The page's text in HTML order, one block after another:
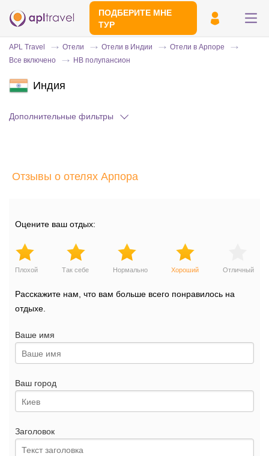
ПОДБЕРИТЕ МНЕ
ТУР
Эксперт свяжется с вами и сделает
APL Travel Отели Отели в Индии
Отели в Арпоре
Все включено
HB полупансион
Индия
Дополнительные фильтры
Отзывы о отелях Арпора
Оцените ваш отдых:
Плохой Так себе Нормально Хороший Отличный
Расскажите нам, что вам больше всего понравилось на
отдыхе.
Ваше имя
Ваш город
Заголовок